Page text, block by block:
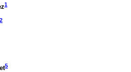
1
2
5